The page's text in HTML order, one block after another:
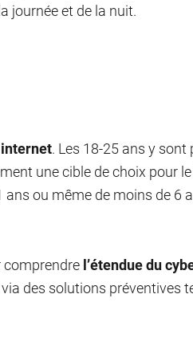
journée et de la nuit.
. Les 18-25 ans y
une cible de choix pour
ans ou même de moins de 6
comprendre l’étendue du
des solutions préventives